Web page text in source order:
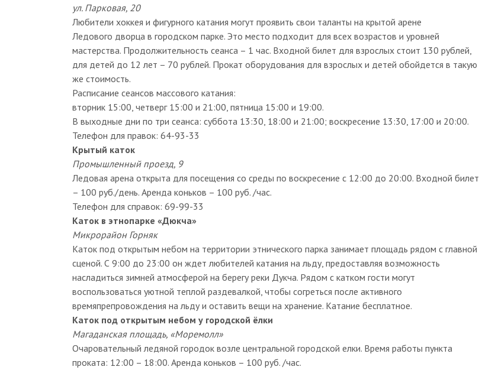
ул. Парковая, 20
Любители хоккея и фигурного катания могут проявить свои таланты на крытой арене
Ледового дворца в городском парке. Это место подходит для всех возрастов и уровней
мастерства. Продолжительность сеанса – 1 час. Входной билет для взрослых стоит 130 рублей,
для детей до 12 лет – 70 рублей. Прокат оборудования для взрослых и детей обойдется в такую
же стоимость.
Расписание сеансов массового катания:
вторник 15:00, четверг 15:00 и 21:00, пятница 15:00 и 19:00.
В выходные дни по три сеанса: суббота 13:30, 18:00 и 21:00; воскресение 13:30, 17:00 и 20:00.
Телефон для правок: 64-93-33
Крытый каток
Промышленный проезд, 9
Ледовая арена открыта для посещения со среды по воскресение с 12:00 до 20:00. Входной билет
– 100 руб./день. Аренда коньков – 100 руб. /час.
Телефон для справок: 69-99-33
Каток в этнопарке «Дюкча»
Микрорайон Горняк
Каток под открытым небом на территории этнического парка занимает площадь рядом с главной
сценой. С 9:00 до 23:00 он ждет любителей катания на льду, предоставляя возможность
насладиться зимней атмосферой на берегу реки Дукча. Рядом с катком гости могут
воспользоваться уютной теплой раздевалкой, чтобы согреться после активного
времяпрепровождения на льду и оставить вещи на хранение. Катание бесплатное.
Каток под открытым небом у городской ёлки
Магаданская площадь, «Моремолл»
Очаровательный ледяной городок возле центральной городской елки. Время работы пункта
проката: 12:00 – 18:00. Аренда коньков – 100 руб. /час.